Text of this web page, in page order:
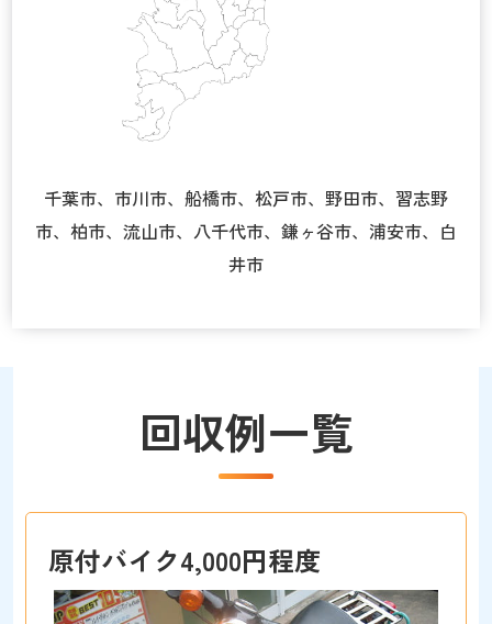
千葉市、市川市、船橋市、松戸市、野田市、習志野
市、柏市、流山市、八千代市、鎌ヶ谷市、浦安市、白
井市
回収例一覧
原付バイク4,000円程度